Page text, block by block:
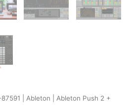
87591 | Ableton | Ableton Push 2 +